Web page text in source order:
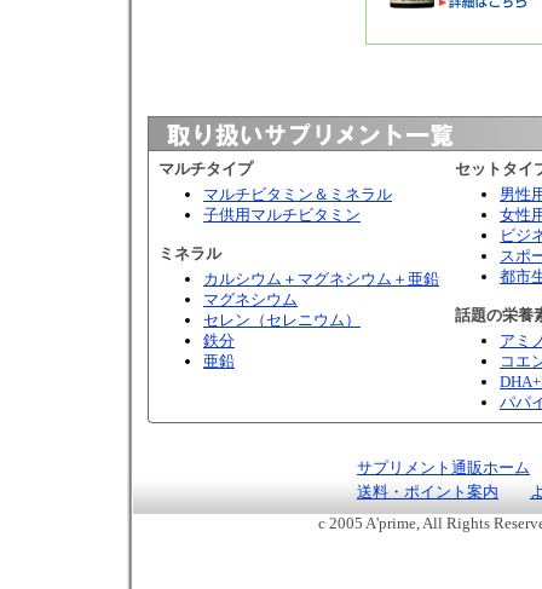
マルチタイプ
マルチビタミン＆ミネラル
子供用マルチビタミン
ミネラル
カルシウム＋マグネシウム＋亜鉛
マグネシウム
セレン（セレニウム）
鉄分
亜鉛
セットタイ
男性
女性
ビジ
スポ
都市
話題の栄養
アミ
コエ
パパ
サプリメント通販ホーム
送料・ポイント案内
c 2005 A'prime, All Rights